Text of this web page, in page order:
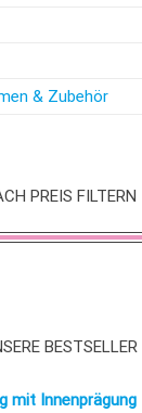
& Zubehör
PREIS FILTERN
BESTSELLER
mit Innenprägung